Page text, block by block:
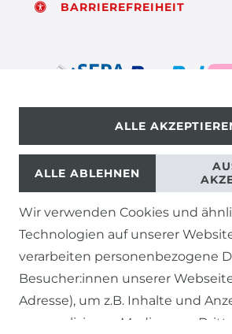
BARRIEREFREIHEIT
© Copyright 2026 | Alle Rechte
1) Gilt nicht für Sendungen mit
Lebendpflanzen, Frostfutter oder lebende
Lieferungen per Spedition
2) gilt für sofort lieferbare Artikel und
gesonderte Versandregelung besitzen.
Wir verwenden Cookies und
Technologien auf unserer
verarbeiten personenbezogene
Besucher:innen unserer Webseite
Adresse), um z.B. Inhalte und
personalisieren, Medien von
ALLE
ALLE ABLEHNEN